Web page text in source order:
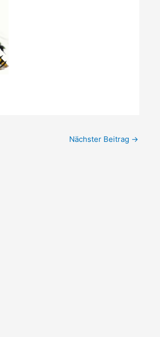
Nächster Beitrag →